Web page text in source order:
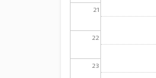
21
22
23